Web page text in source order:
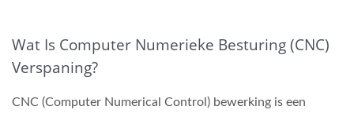
Wat Is Computer Numerieke Besturing (CNC)
Verspaning?
CNC (Computer Numerical Control) bewerking is een